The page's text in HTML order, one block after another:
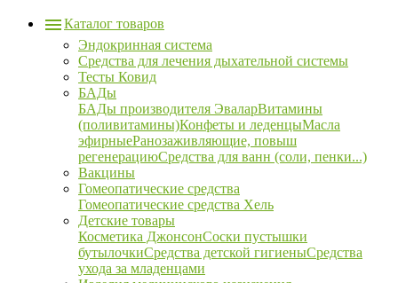
Каталог товаров
Эндокринная система
Средства для лечения дыхательной системы
Тесты Ковид
БАДы
БАДы производителя ЭваларВитамины
(поливитамины)Конфеты и леденцыМасла
эфирныеРанозаживляющие, повыш
регенерациюСредства для ванн (соли, пенки...)
Вакцины
Гомеопатические средства
Гомеопатические средства Хель
Детские товары
Косметика ДжонсонСоски пустышки
бутылочкиСредства детской гигиеныСредства
ухода за младенцами